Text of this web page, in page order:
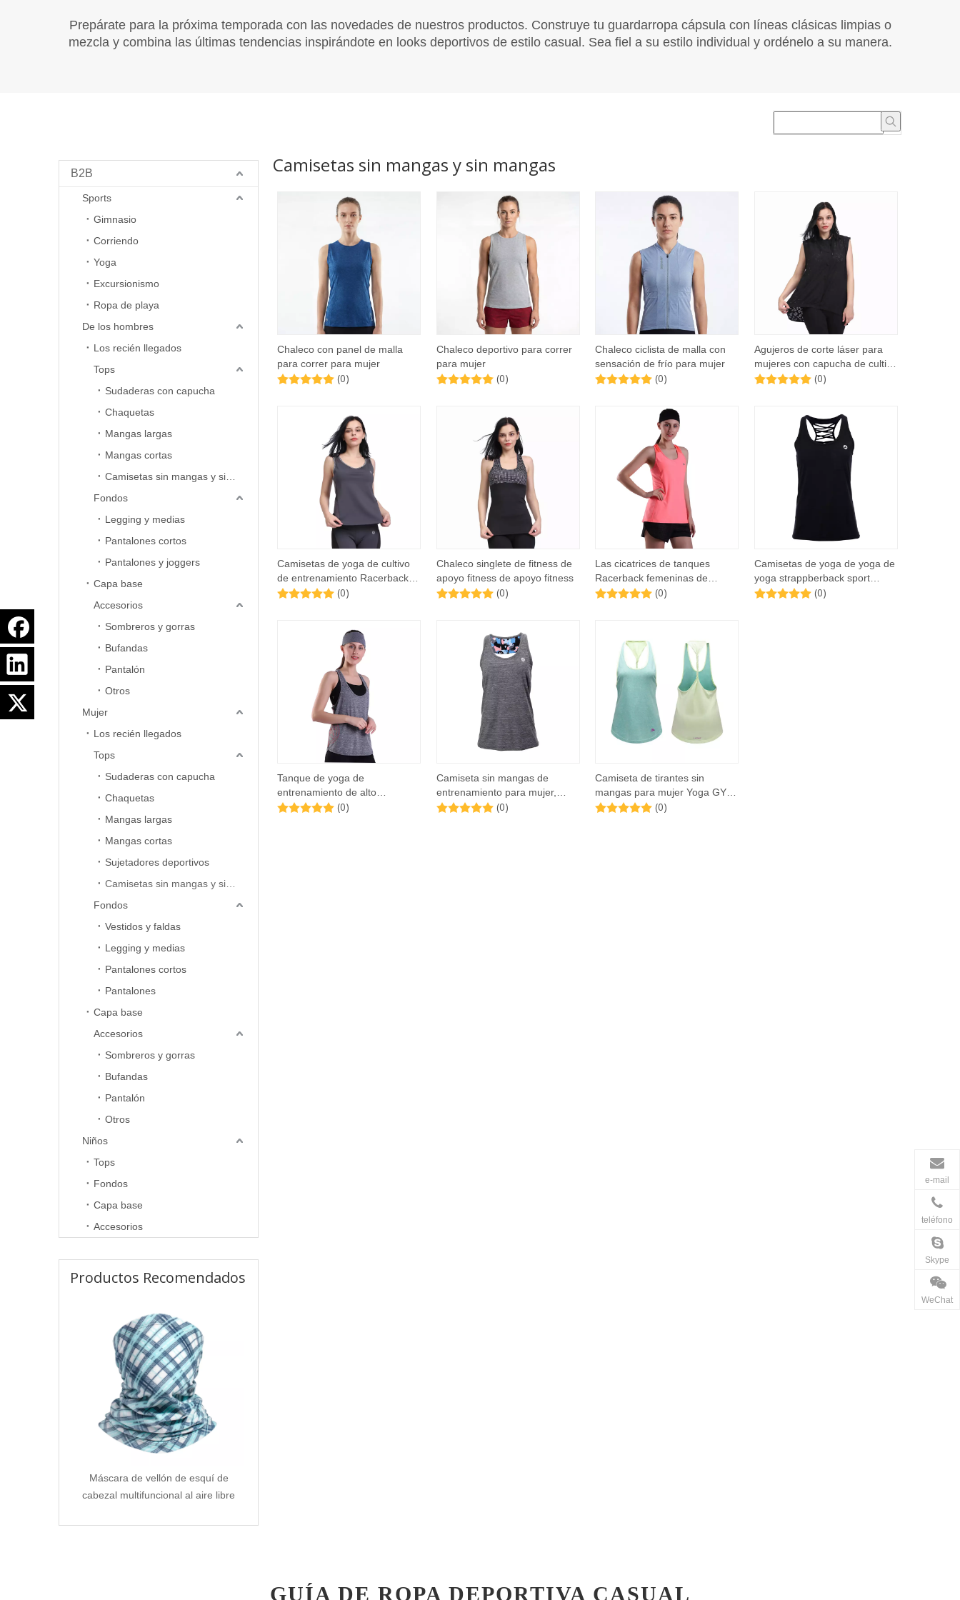
Fondos
Capa base
Prepárate para la próxima temporada con las novedades de nuestros productos. Construye tu guardarropa cápsula con líneas clásicas limpias o
mezcla y combina las últimas tendencias inspirándote en looks deportivos de estilo casual. Sea fiel a su estilo individual y ordénelo a su manera.
B2B
Sports
Gimnasio
Corriendo
Yoga
Excursionismo
Ropa de playa
De los hombres
Los recién llegados
Tops
Sudaderas con capucha
Chaquetas
Mangas largas
Mangas cortas
Camisetas sin mangas y sin mangas
Fondos
Legging y medias
Pantalones cortos
Pantalones y joggers
Capa base
Accesorios
Sombreros y gorras
Bufandas
Pantalón
Otros
Mujer
Los recién llegados
Tops
Sudaderas con capucha
Chaquetas
Mangas largas
Mangas cortas
Sujetadores deportivos
Camisetas sin mangas y sin mangas
Fondos
Vestidos y faldas
Legging y medias
Pantalones cortos
Pantalones
Capa base
Accesorios
Sombreros y gorras
Bufandas
Pantalón
Otros
Niños
Tops
Fondos
Capa base
Accesorios
Productos Recomendados
Máscara de vellón de esquí de
cabezal multifuncional al aire libre
Camisetas sin mangas y sin mangas
Chaleco con panel de malla
para correr para mujer
(0)
Chaleco deportivo para correr
para mujer
(0)
Chaleco ciclista de malla con
sensación de frío para mujer
(0)
Agujeros de corte láser para
mujeres con capucha de cultivo
de cola sin mangas
(0)
Camisetas de yoga de cultivo
de entrenamiento Racerback
para mujeres (0)
Chaleco singlete de fitness de
apoyo fitness de apoyo fitness
(0)
Las cicatrices de tanques
Racerback femeninas de
Femen Fit de malla Mole
(0)
Camisetas de yoga de yoga de
yoga strappberback sport
chaleco sin mangas sin
(0)
Tanque de yoga de
entrenamiento de alto
rendimiento de mujeres de alto
(0)
Camiseta sin mangas de
entrenamiento para mujer,
camisetas holgadas para
(0)
Camiseta de tirantes sin
mangas para mujer Yoga GYM
Running Workout Racerback
(0)
GUÍA DE ROPA DEPORTIVA CASUAL
e-mail
teléfono
Skype
WeChat